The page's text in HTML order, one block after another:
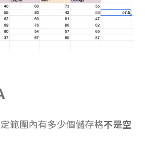
範圍內有多少個儲存格不是空